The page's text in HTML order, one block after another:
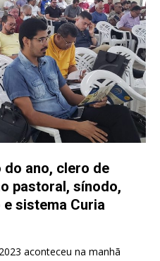
do ano, clero de
pastoral, sínodo,
sistema Curia
aconteceu na manhã